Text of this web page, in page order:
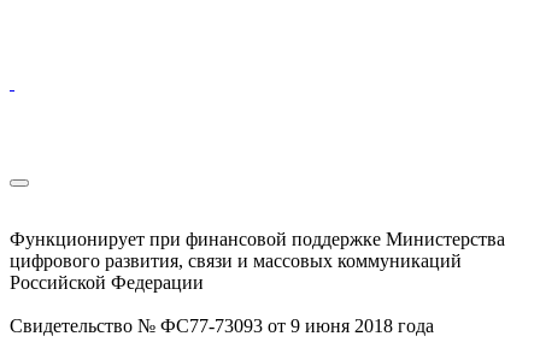
Функционирует при финансовой поддержке Министерства
цифрового развития, связи и массовых коммуникаций
Российской Федерации
Свидетельство № ФС77-73093 от 9 июня 2018 года